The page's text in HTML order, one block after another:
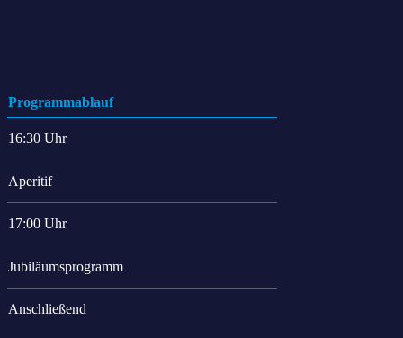
Programmablauf
16:30 Uhr
Aperitif
17:00 Uhr
Jubiläumsprogramm
Anschließend